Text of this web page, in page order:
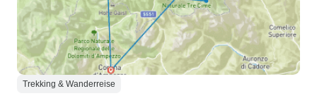
Trekking & Wanderreise